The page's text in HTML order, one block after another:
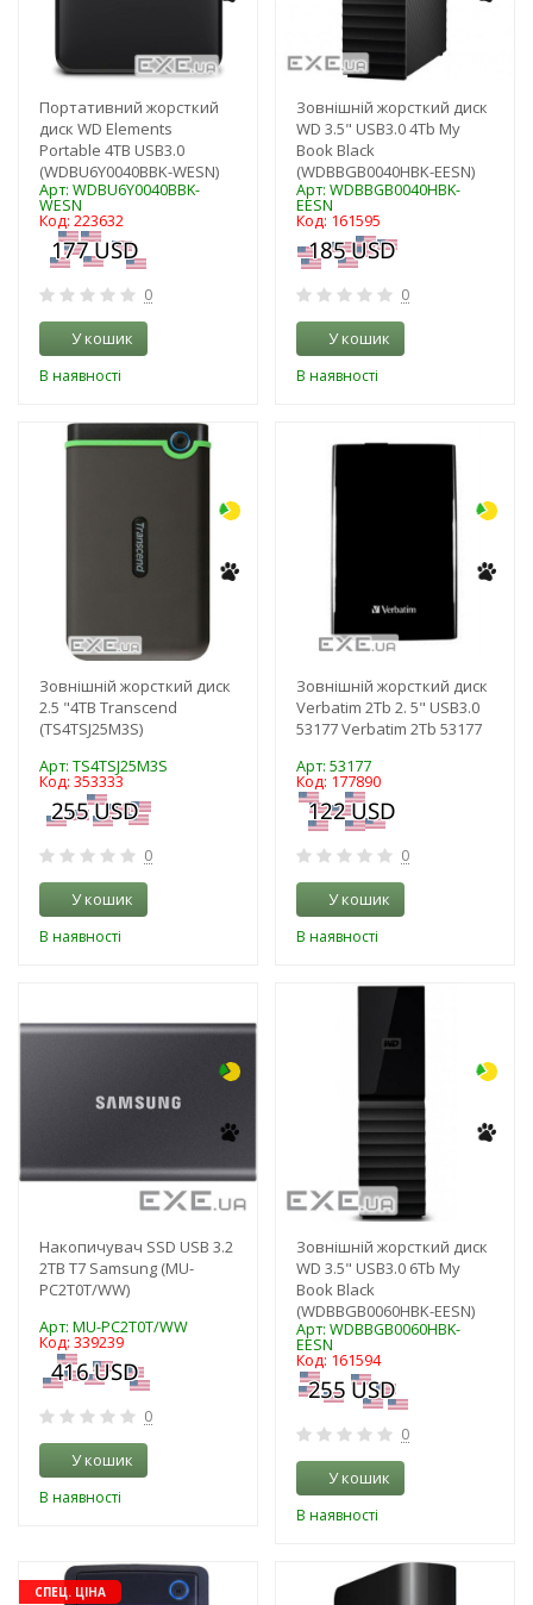
Портативний жорсткий
диск WD Elements
Portable 4TB USB3.0
(WDBU6Y0040BBK-WESN)
Арт: WDBU6Y0040BBK-
WESN
Код: 223632
0
У кошик
В наявності
Зовнішній жорсткий диск
WD 3.5" USB3.0 4Tb My
Book Black
(WDBBGB0040HBK-EESN)
Арт: WDBBGB0040HBK-
EESN
Код: 161595
0
У кошик
В наявності
Зовнішній жорсткий диск
2.5 "4TB Transcend
(TS4TSJ25M3S)
Арт: TS4TSJ25M3S
Код: 353333
0
У кошик
В наявності
Зовнішній жорсткий диск
Verbatim 2Tb 2. 5" USB3.0
53177 Verbatim 2Tb 53177
Арт: 53177
Код: 177890
0
У кошик
В наявності
Накопичувач SSD USB 3.2
2TB T7 Samsung (MU-
PC2T0T/WW)
Арт: MU-PC2T0T/WW
Код: 339239
0
У кошик
В наявності
Зовнішній жорсткий диск
WD 3.5" USB3.0 6Tb My
Book Black
(WDBBGB0060HBK-EESN)
Арт: WDBBGB0060HBK-
EESN
Код: 161594
0
У кошик
В наявності
СПЕЦ. ЦІНА